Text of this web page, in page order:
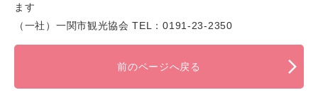
ます
（一社）一関市観光協会 TEL：0191-23-2350
前のページへ戻る